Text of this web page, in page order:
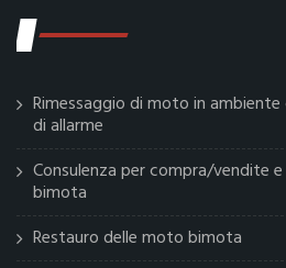
Rimessaggio di moto in
di allarme
Consulenza per compra/vendite
bimota
Restauro delle moto bimota